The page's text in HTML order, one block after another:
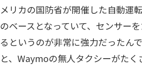
メリカの国防省が開催した自動運
のベースとなっていて、センサー
るというのが非常に強力だったん
と、Waymoの無人タクシーがた